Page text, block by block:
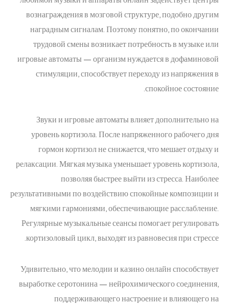
вознаграждения в мозговой структуре, подобно другим
наградным сигналам. Поэтому понятно, по окончании
трудовой смены возникает потребность в музыке или
игровые автоматы — организм нуждается в дофаминовой
стимуляции, способствует переходу из напряжения в
спокойное состояние.
Звуки и игровые автоматы влияет дополнительно на
уровень кортизола. После напряженного рабочего дня
гормон кортизол не снижается, что мешает отдыху и
релаксации. Мягкая музыка уменьшает уровень кортизола,
позволяя быстрее выйти из стресса. Наиболее
результативными по воздействию спокойные композиции и
мягкими гармониями, обеспечивающие расслабление.
Регулярные музыкальные сеансы помогает регулировать
кортизоловый цикл, выходят из равновесия при стрессе.
Удивительно, что мелодии и казино онлайн способствует
выработке серотонина — нейрохимического соединения,
поддерживающего настроение и влияющего на